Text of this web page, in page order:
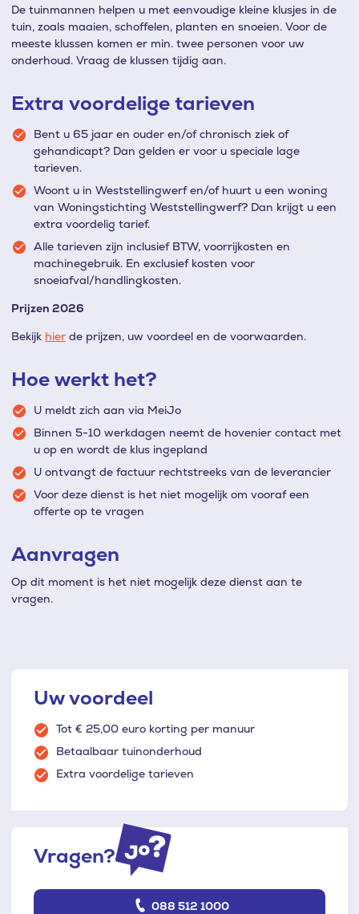
De tuinmannen helpen u met eenvoudige kleine klusjes in de
tuin, zoals maaien, schoffelen, planten en snoeien. Voor de
meeste klussen komen er min. twee personen voor uw
onderhoud. Vraag de klussen tijdig aan.
Extra voordelige tarieven
Bent u 65 jaar en ouder en/of chronisch ziek of
gehandicapt? Dan gelden er voor u speciale lage
tarieven.
Woont u in Weststellingwerf en/of huurt u een woning
van Woningstichting Weststellingwerf? Dan krijgt u een
extra voordelig tarief.
Alle tarieven zijn inclusief BTW, voorrijkosten en
machinegebruik. En exclusief kosten voor
snoeiafval/handlingkosten.
Prijzen 2026
Bekijk hier de prijzen, uw voordeel en de voorwaarden.
Hoe werkt het?
U meldt zich aan via MeiJo
Binnen 5-10 werkdagen neemt de hovenier contact met
u op en wordt de klus ingepland
U ontvangt de factuur rechtstreeks van de leverancier
Voor deze dienst is het niet mogelijk om vooraf een
offerte op te vragen
Aanvragen
Op dit moment is het niet mogelijk deze dienst aan te
vragen.
Uw voordeel
Tot € 25,00 euro korting per manuur
Betaalbaar tuinonderhoud
Extra voordelige tarieven
Vragen?
088 512 1000